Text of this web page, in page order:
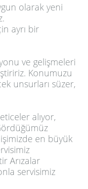
olarak yeni
ayrı bir
ve gelişmeleri
Konumuzu
unsurları süzer,
alıyor,
en büyük
Arızalar
servisimiz